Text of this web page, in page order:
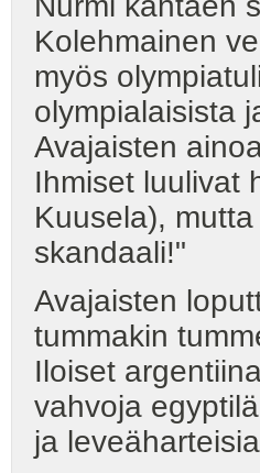
Kolehmainen
myös
olympialaisista
Avajaisten
Ihmiset luulivat
Kuusela),
skandaali!"
Avajaisten
tummakin
Iloiset
vahvoja
ja